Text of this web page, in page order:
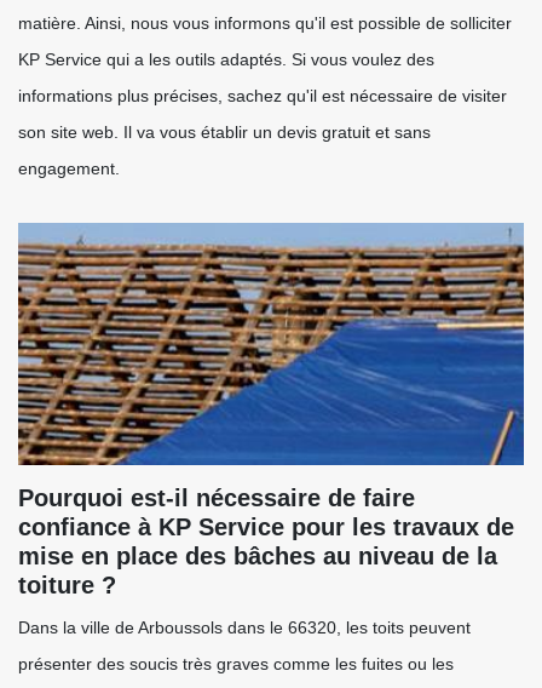
matière. Ainsi, nous vous informons qu'il est possible de solliciter
KP Service qui a les outils adaptés. Si vous voulez des
informations plus précises, sachez qu'il est nécessaire de visiter
son site web. Il va vous établir un devis gratuit et sans
engagement.
Pourquoi est-il nécessaire de faire
confiance à KP Service pour les travaux de
mise en place des bâches au niveau de la
toiture ?
Dans la ville de Arboussols dans le 66320, les toits peuvent
présenter des soucis très graves comme les fuites ou les